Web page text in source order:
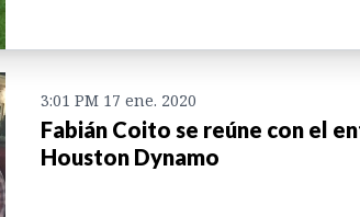
3:01 PM 17 ene. 2020
Fabián Coito se reúne con el
Houston Dynamo